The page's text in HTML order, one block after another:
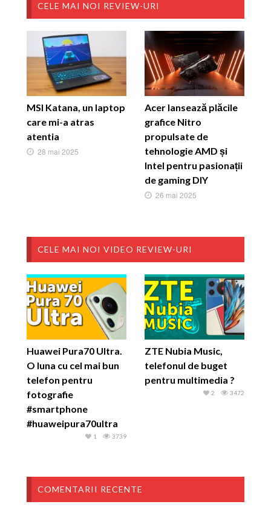
CELE MAI NOI REVIEW-URI
MSI Katana, un laptop
care mi-a atras
atentia
28 mai 2025
Acer lansează plăcile
grafice Nitro
propulsate de
tehnologie AMD și
Intel pentru pasionații
de gaming DIY
26 mai 2025
CELE MAI NOI VIDEO REVIEW-URI
Huawei Pura70 Ultra.
O luna cu cel mai bun
telefon pentru
fotografie
#smartphone
#huaweipura70ultra
3739
1
ZTE Nubia Music,
telefonul de buget
pentru multimedia ?
3472
2
COMENTARII RECENTE